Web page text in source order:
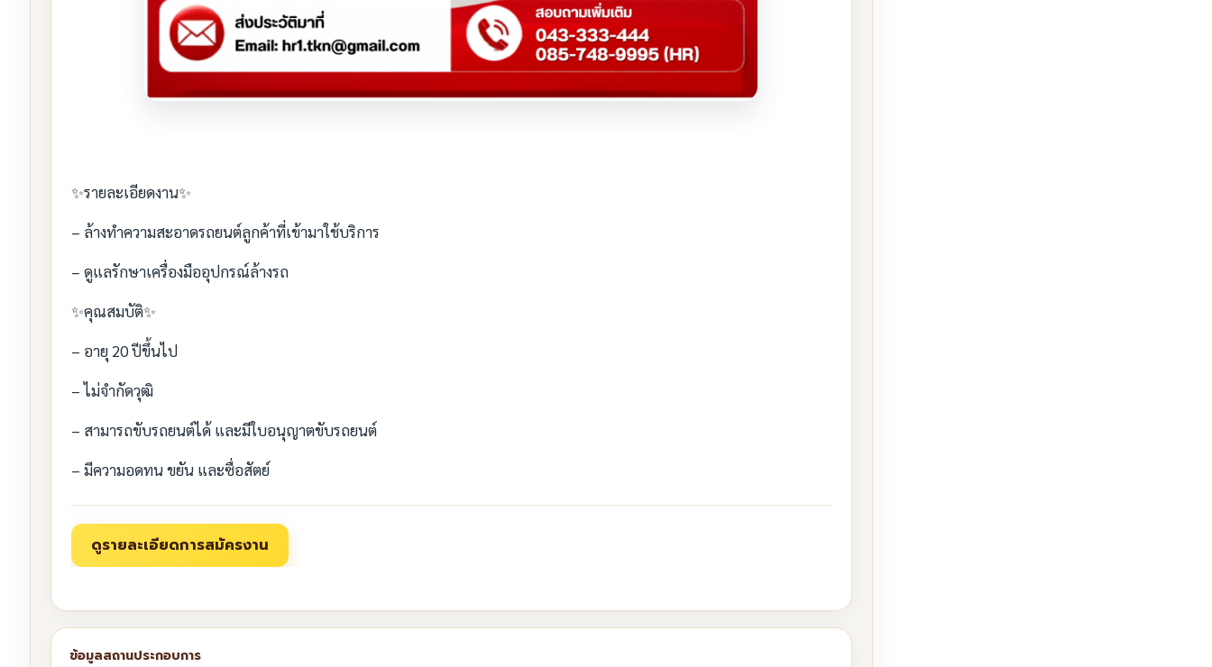
✨รายละเอียดงาน✨
– ล้างทำความสะอาดรถยนต์ลูกค้าที่เข้ามาใช้บริการ
– ดูแลรักษาเครื่องมืออุปกรณ์ล้างรถ
✨คุณสมบัติ✨
– อายุ 20 ปีขึ้นไป
– ไม่จำกัดวุฒิ
– สามารถขับรถยนต์ได้ และมีใบอนุญาตขับรถยนต์
– มีความอดทน ขยัน และซื่อสัตย์